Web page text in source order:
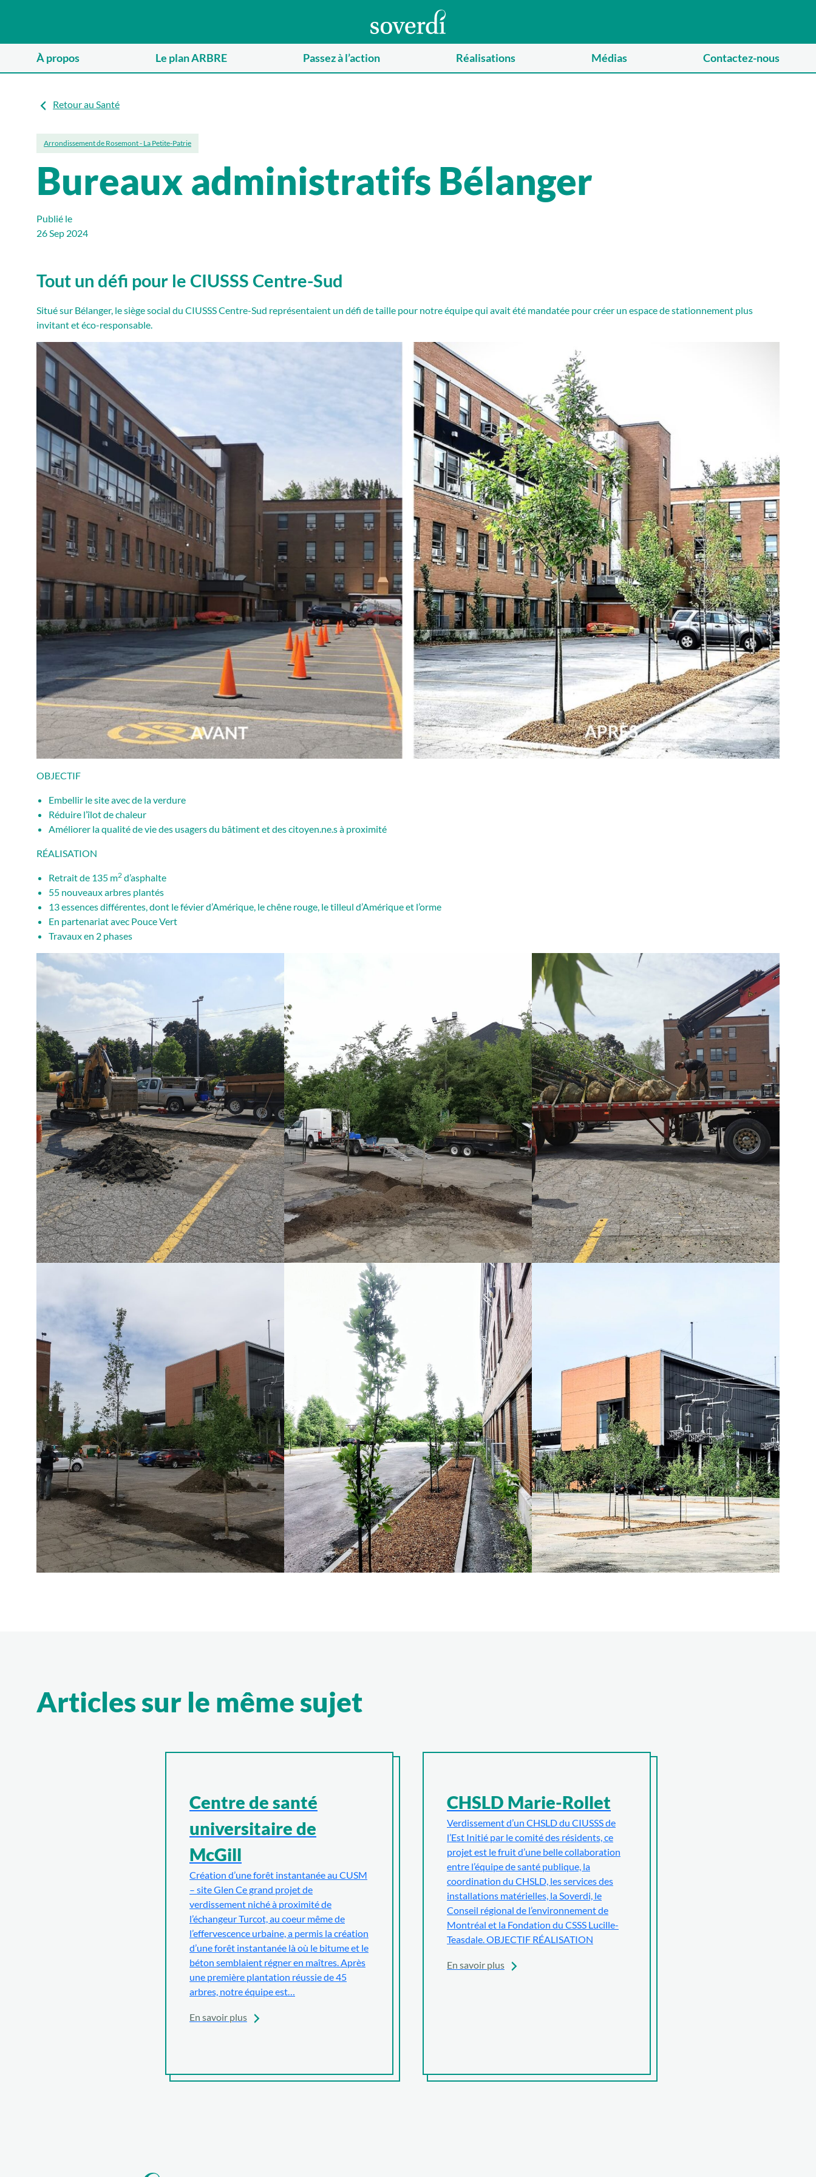
À propos Le plan ARBRE Passez à l’action Réalisations Médias Contactez-nous
Retour au Santé
Arrondissement de Rosemont - La Petite-Patrie
Bureaux administratifs Bélanger
Publié le
26 Sep 2024
Tout un défi pour le CIUSSS Centre-Sud
Situé sur Bélanger, le siège social du CIUSSS Centre-Sud représentaient un défi de taille pour notre équipe qui avait été mandatée pour créer un espace de stationnement plus
invitant et éco-responsable.
OBJECTIF
Embellir le site avec de la verdure
Réduire l’îlot de chaleur
Améliorer la qualité de vie des usagers du bâtiment et des citoyen.ne.s à proximité
RÉALISATION
Retrait de 135 m2 d’asphalte
55 nouveaux arbres plantés
13 essences différentes, dont le févier d’Amérique, le chêne rouge, le tilleul d’Amérique et l’orme
En partenariat avec Pouce Vert
Travaux en 2 phases
Articles sur le même sujet
Centre de santé
universitaire de
McGill
Création d’une forêt instantanée au CUSM
– site Glen Ce grand projet de
verdissement niché à proximité de
l’échangeur Turcot, au coeur même de
l’effervescence urbaine, a permis la création
d’une forêt instantanée là où le bitume et le
béton semblaient régner en maîtres. Après
une première plantation réussie de 45
arbres, notre équipe est…
En savoir plus
CHSLD Marie-Rollet
Verdissement d’un CHSLD du CIUSSS de
l’Est Initié par le comité des résidents, ce
projet est le fruit d’une belle collaboration
entre l’équipe de santé publique, la
coordination du CHSLD, les services des
installations matérielles, la Soverdi, le
Conseil régional de l’environnement de
Montréal et la Fondation du CSSS Lucille-
Teasdale. OBJECTIF RÉALISATION
En savoir plus